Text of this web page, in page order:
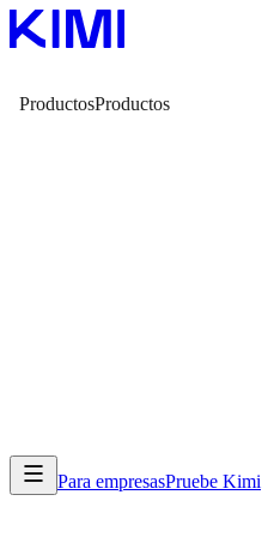
ProductosProductos
Para empresasPruebe Kimi